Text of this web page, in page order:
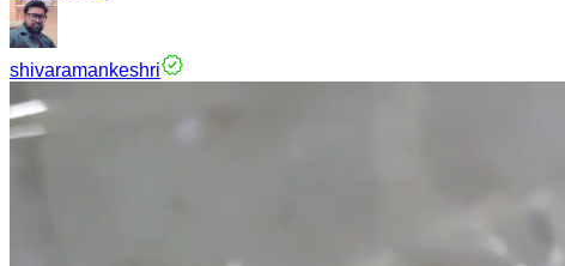
shivaramankeshri